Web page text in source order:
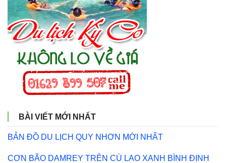
BÀI VIẾT MỚI NHẤT
BẢN ĐỒ DU LỊCH QUY NHƠN MỚI NHẤT
CƠN BÃO DAMREY TRÊN CÙ LAO XANH BÌNH ĐỊNH